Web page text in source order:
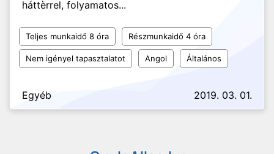
háttèrrel, folyamatos...
Teljes munkaidő 8 óra Részmunkaidő 4 óra
Nem igényel tapasztalatot Angol Általános
Egyéb 2019. 03. 01.